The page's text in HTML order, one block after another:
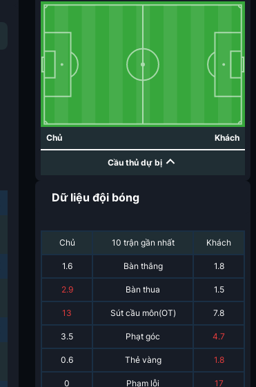
Chủ Khách
Cầu thủ dự bị
Dữ liệu đội bóng
Chủ 10 trận gần nhất Khách
1.6 Bàn thắng 1.8
2.9 Bàn thua 1.5
13 Sút cầu môn(OT) 7.8
3.5 Phạt góc 4.7
0.6 Thẻ vàng 1.8
0 Phạm lỗi 17